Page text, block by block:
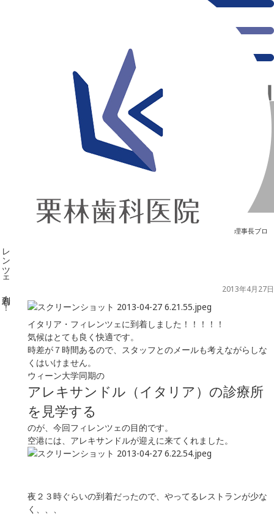
千葉県の新浦安にある歯医者｜イタリア・フィレンツェ 到着！！ イタリア・フィレンツェ 到着！！
理事長ブロ
2013年4月27日
イタリア・フィレンツェに到着しました！！！！！
気候はとても良く快適です。
時差が７時間あるので、スタッフとのメールも考えながらしな
くはいけません。
ウィーン大学同期の
アレキサンドル（イタリア）の診療所
を見学する
のが、今回フィレンツェの目的です。
空港には、アレキサンドルが迎えに来てくれました。
夜２３時ぐらいの到着だったので、やってるレストランが少な
く、、、